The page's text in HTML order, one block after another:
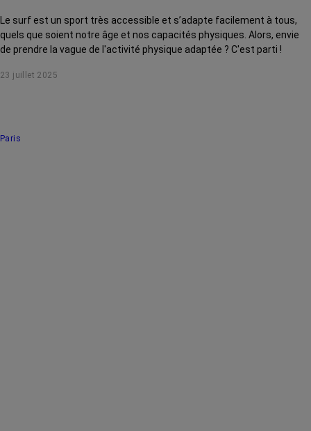
Le surf est un sport très accessible et s’adapte facilement à tous,
quels que soient notre âge et nos capacités physiques. Alors, envie
de prendre la vague de l'activité physique adaptée ? C'est parti !
23 juillet 2025
Paris